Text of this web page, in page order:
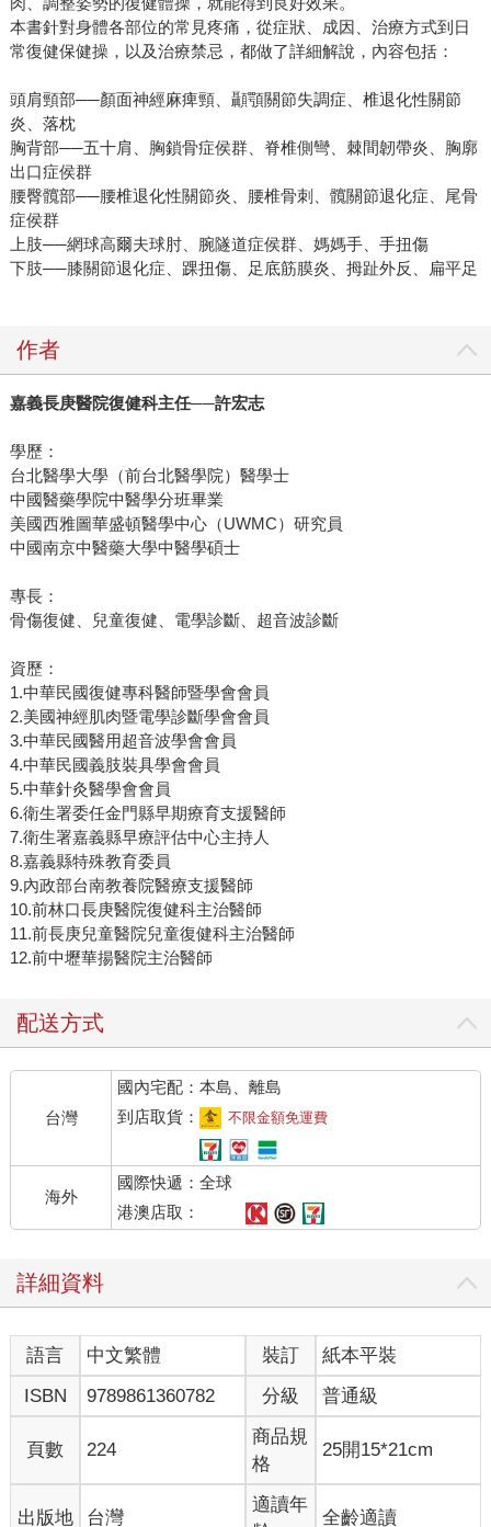
本書針對身體各部位的常見疼痛，從症狀、成因、治療方式到日
常復健保健操，以及治療禁忌，都做了詳細解說，內容包括：
頭肩頸部──顏面神經麻痺頸、顳顎關節失調症、椎退化性關節
炎、落枕
胸背部──五十肩、胸鎖骨症侯群、脊椎側彎、棘間韌帶炎、胸廓
出口症侯群
腰臀髖部──腰椎退化性關節炎、腰椎骨刺、髖關節退化症、尾骨
症侯群
上肢──網球高爾夫球肘、腕隧道症侯群、媽媽手、手扭傷
下肢──膝關節退化症、踝扭傷、足底筋膜炎、拇趾外反、扁平足
作者
嘉義長庚醫院復健科主任──許宏志
學歷：
台北醫學大學（前台北醫學院）醫學士
中國醫藥學院中醫學分班畢業
美國西雅圖華盛頓醫學中心（UWMC）研究員
中國南京中醫藥大學中醫學碩士
專長：
骨傷復健、兒童復健、電學診斷、超音波診斷
資歷：
1.中華民國復健專科醫師暨學會會員
2.美國神經肌肉暨電學診斷學會會員
3.中華民國醫用超音波學會會員
4.中華民國義肢裝具學會會員
5.中華針灸醫學會會員
6.衛生署委任金門縣早期療育支援醫師
7.衛生署嘉義縣早療評估中心主持人
8.嘉義縣特殊教育委員
9.內政部台南教養院醫療支援醫師
10.前林口長庚醫院復健科主治醫師
11.前長庚兒童醫院兒童復健科主治醫師
12.前中壢華揚醫院主治醫師
配送方式
台灣
國內宅配：本島、離島
到店取貨：
不限金額免運費
海外
國際快遞：全球
港澳店取：
詳細資料
語言 中文繁體 裝訂
紙本平裝
ISBN
9789861360782 分級 普通級
頁數 224
商品規
格
25開15*21cm
出版地 台灣
適讀年
全齡適讀